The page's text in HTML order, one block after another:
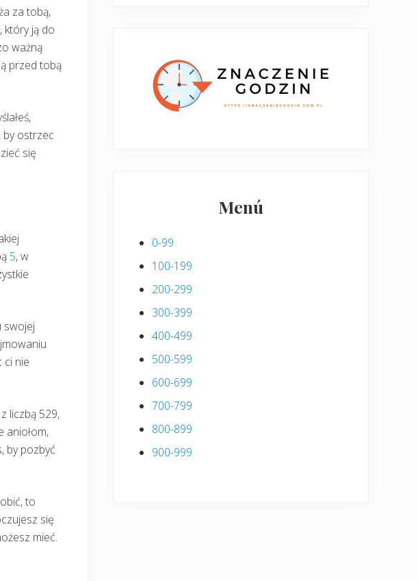
za tobą,
który ją do
ważną
przed tobą
by ostrzec
się
5, w
swojej
ci nie
liczbą 529,
aniołom,
by pozbyć
to
się
mieć.
Menú
0-99
100-199
200-299
300-399
400-499
500-599
600-699
700-799
800-899
900-999